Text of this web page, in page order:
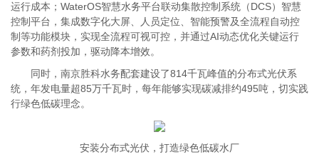
运行成本；WaterOS智慧水务平台联动集散控制系统（DCS）智慧
控制平台，集成数字化大屏、人员定位、智能预警及全流程自动控
制等功能模块，实现全流程可视可控，并通过AI动态优化关键运行
参数和药剂投加，驱动降本增效。
同时，南京胜科水务配套建设了814千瓦峰值的分布式光伏系
统，年发电量超85万千瓦时，每年能够实现碳减排约495吨，切实践
行绿色低碳理念。
安装分布式光伏，打造绿色低碳水厂